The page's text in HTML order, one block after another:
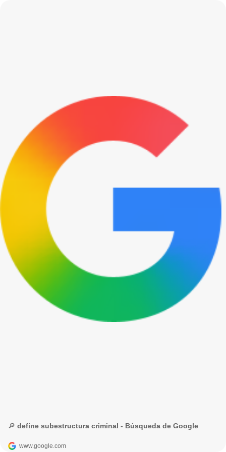
🔎 define subestructura criminal - Búsqueda de Google
www.google.com